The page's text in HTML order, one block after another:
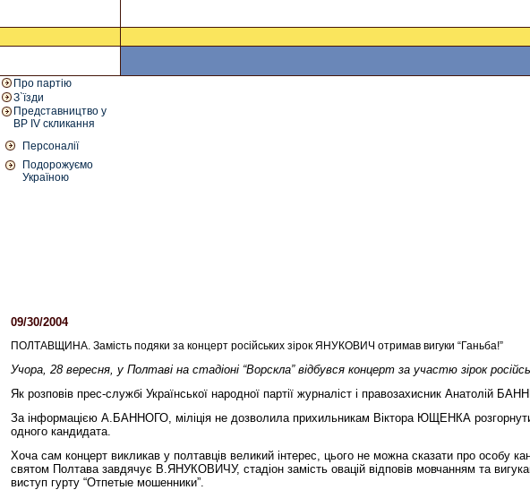
Про партію
З`їзди
Представництво у
ВР IV скликання
Персоналії
Подорожуємо
Україною
09/30/200401:06 PM
ПОЛТАВЩИНА. Замість подяки за концерт російських зірок ЯНУКОВИЧ отримав вигуки “Ганьба!”
Учора, 28 вересня, у Полтаві на стадіоні “Ворскла” відбувся концерт за участю зірок
Як розповів прес-службі Української народної партії журналіст і правозахисник Анатолій
За інформацією А.БАННОГО, міліція не дозволила прихильникам Віктора ЮЩЕНКА розгорнути
одного кандидата.
Хоча сам концерт викликав у полтавців великий інтерес, цього не можна сказати про
святом Полтава завдячує В.ЯНУКОВИЧУ, стадіон замість овацій відповів мовчанням та
виступ гурту “Отпетые мошенники”.